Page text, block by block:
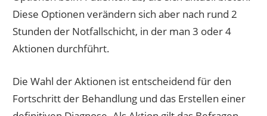
Diese Optionen verändern sich aber nach rund 2
Stunden der Notfallschicht, in der man 3 oder 4
Aktionen durchführt.
Die Wahl der Aktionen ist entscheidend für den
Fortschritt der Behandlung und das Erstellen einer